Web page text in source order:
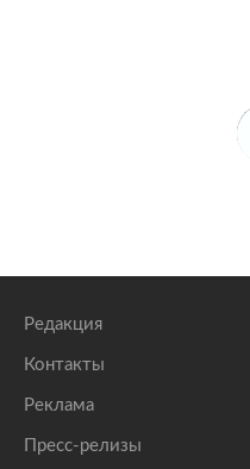
Редакция
Контакты
Реклама
Пресс-релизы